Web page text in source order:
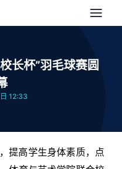
长杯”羽毛球赛圆
12:33
提高学生身体素质，点